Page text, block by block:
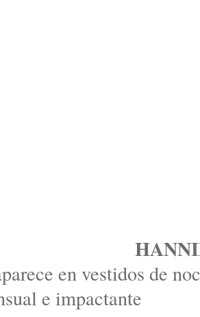
en vestidos de
e impactante